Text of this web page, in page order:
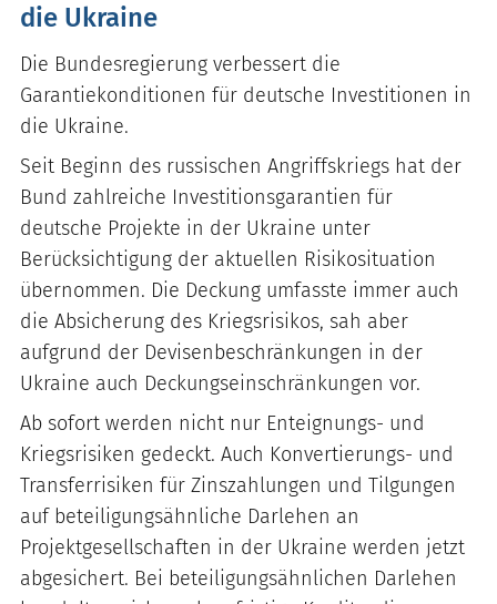
die Ukraine
Die Bundesregierung verbessert die
Garantiekonditionen für deutsche Investitionen in
die Ukraine.
Seit Beginn des russischen Angriffskriegs hat der
Bund zahlreiche Investitionsgarantien für
deutsche Projekte in der Ukraine unter
Berücksichtigung der aktuellen Risikosituation
übernommen. Die Deckung umfasste immer auch
die Absicherung des Kriegsrisikos, sah aber
aufgrund der Devisenbeschränkungen in der
Ukraine auch Deckungseinschränkungen vor.
Ab sofort werden nicht nur Enteignungs- und
Kriegsrisiken gedeckt. Auch Konvertierungs- und
Transferrisiken für Zinszahlungen und Tilgungen
auf beteiligungsähnliche Darlehen an
Projektgesellschaften in der Ukraine werden jetzt
abgesichert. Bei beteiligungsähnlichen Darlehen